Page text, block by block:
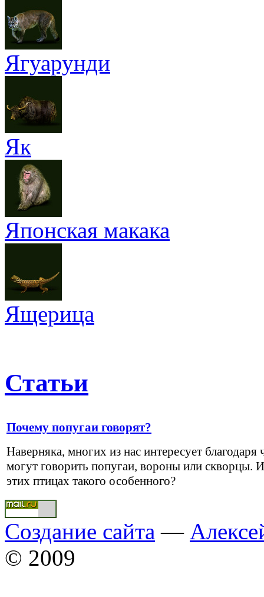
Ягуарунди
Як
Японская макака
Ящерица
Статьи
Почему попугаи говорят?
Наверняка, многих из нас интересует благодаря
могут говорить попугаи, вороны или скворцы.
этих птицах такого особенного?
Создание сайта —
© 2009